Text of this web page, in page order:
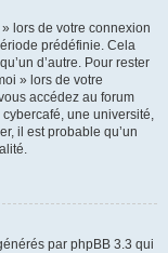
lors de votre connexion
prédéfinie. Cela
d’autre. Pour rester
» lors de votre
accédez au forum
une université,
il est probable qu’un
par phpBB 3.3 qui